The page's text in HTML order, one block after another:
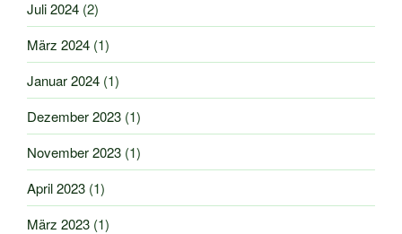
Juli 2024 (2)
März 2024 (1)
Januar 2024 (1)
Dezember 2023 (1)
November 2023 (1)
April 2023 (1)
März 2023 (1)